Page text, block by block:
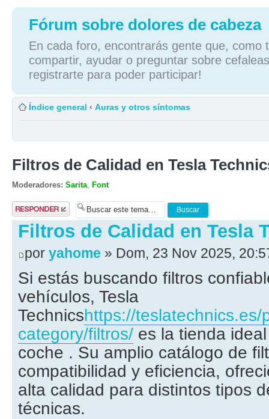
Fórum sobre dolores de cabeza
En cada foro, encontrarás gente que, como
compartir, ayudar o preguntar sobre
registrarte para poder participar!
Índice general ‹ Auras y otros síntomas
Filtros de Calidad en Tesla
Moderadores: Sarita Font
Publicar una
respuesta
Filtros de Calidad en Tesla
por yahome » Dom, 23 Nov 2025,
Si estás buscando filtros
vehículos, Tesla
Technicshttps://teslatechnics.es/
category/filtros/ es la tienda
coche . Su amplio catálogo de
compatibilidad y eficiencia,
alta calidad para distintos tipos
técnicas.